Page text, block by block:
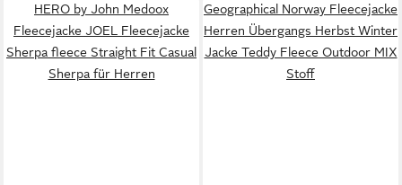
HERO by John Medoox
Fleecejacke JOEL Fleecejacke
Sherpa fleece Straight Fit Casual
Sherpa für Herren
Geographical Norway Fleecejacke
Herren Übergangs Herbst Winter
Jacke Teddy Fleece Outdoor MIX
Stoff